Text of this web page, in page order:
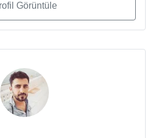
Görüntüle